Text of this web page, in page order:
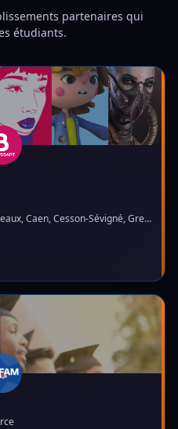
partenaires qui
étudiants.
Aix-en-Provence, Annecy, Bordeaux, Caen, Cesson-Sévigné, Grenoble, Lille, Lyon, Montpellier, Nantes, Nice, Paris, Toulouse, Tours